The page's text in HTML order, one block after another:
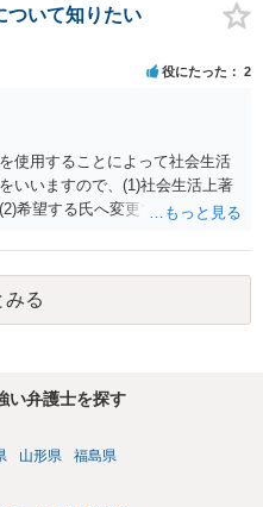
ついて知りたい
役にたった 2
使用することによって社会生活
いいますので、(1)社会生活上著
希望する氏へ変更できればその
中に現れた一切の事情が判断対
資料は全て（ただし理路整然
「フラッシュバック」とのこと
るPTSDの診断基準に合致した説
予想されるところです。、もし
識はもちろん法律知識も要求さ
識と資料をしっかりと揃えて、
みる
い弁護士を探す
山形県 福島県